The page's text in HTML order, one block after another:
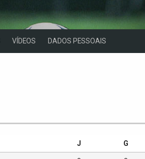
VÍDEOS DADOS PESSOAIS
J G